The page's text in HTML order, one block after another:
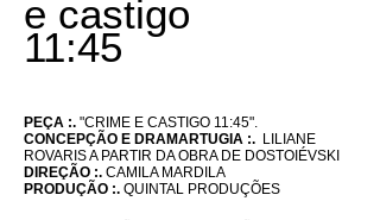
e castigo
11:45
PEÇA :. "CRIME E CASTIGO 11:45".
CONCEPÇÃO E DRAMARTUGIA :. LILIANE
ROVARIS A PARTIR DA OBRA DE DOSTOIÉVSKI
DIREÇÃO :. CAMILA MARDILA
PRODUÇÃO :. QUINTAL PRODUÇÕES